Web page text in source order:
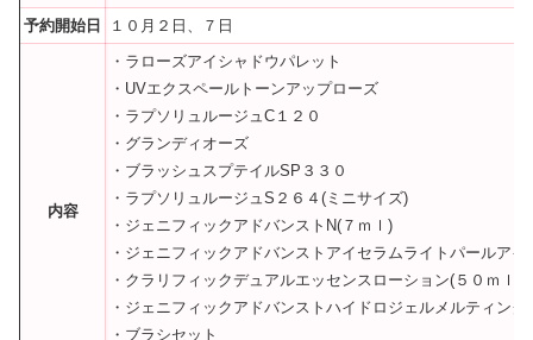
予約開始日
１０月２日、７日
内容
・ラローズアイシャドウパレット
・UVエクスペールトーンアップローズ
・ラプソリュルージュC１２０
・グランディオーズ
・ブラッシュスプテイルSP３３０
・ラプソリュルージュS２６４(ミニサイズ)
・ジェニフィックアドバンストN(７ｍｌ)
・ジェニフィックアドバンストアイセラムライトパールア
・クラリフィックデュアルエッセンスローション(５０ｍｌ)
・ジェニフィックアドバンストハイドロジェルメルティング
・ブラシセット